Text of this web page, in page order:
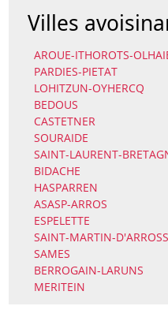
Villes
AROUE-ITHOROTS-
PARDIES-PIETAT
LOHITZUN-OYHERCQ
BEDOUS
CASTETNER
SOURAIDE
SAINT-LAURENT-
BIDACHE
HASPARREN
ASASP-ARROS
ESPELETTE
SAINT-MARTIN-
SAMES
BERROGAIN-LARUNS
MERITEIN